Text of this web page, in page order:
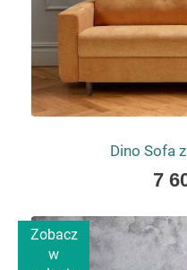
Dino Sofa
As
as
7
Zobacz
w